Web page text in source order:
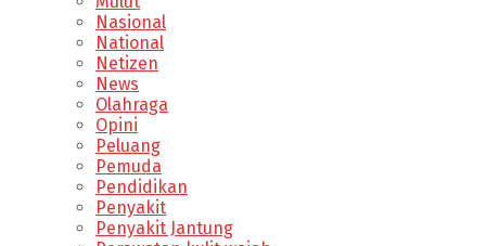
Nasional
National
Netizen
News
Olahraga
Opini
Peluang
Pemuda
Pendidikan
Penyakit
Penyakit Jantung